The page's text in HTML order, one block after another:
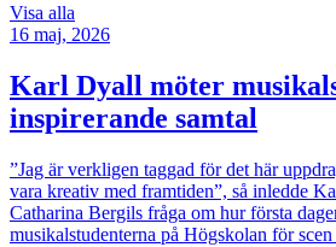
Visa alla
16 maj, 2026
Karl Dyall möter
inspirerande samtal
”Jag är verkligen taggad för det här
vara kreativ med framtiden”, så inledde
Catharina Bergils fråga om hur första
musikalstudenterna på Högskolan för